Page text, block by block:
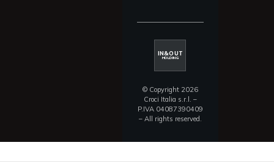
IN&OUT
HOLDING
© Copyright 2026
Croci Italia s.r.l. –
P.IVA 04087390409
– All rights reserved.